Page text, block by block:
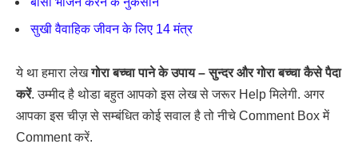
सुखी वैवाहिक जीवन के लिए 14 मंत्र
ये था हमारा लेखगोरा बच्चा पाने के उपाय – सुन्दर और गोरा बच्चा कैसे पैदा
करें. उम्मीद है थोडा बहुत आपको इस लेख से जरूर Help मिलेगी. अगर
आपका इस चीज़ से सम्बंधित कोई सवाल है तो नीचे Comment Box में
Comment करें.